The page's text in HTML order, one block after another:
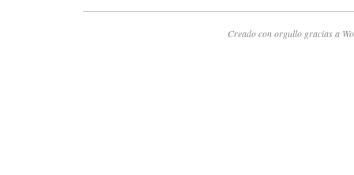
Creado con orgullo gracias a